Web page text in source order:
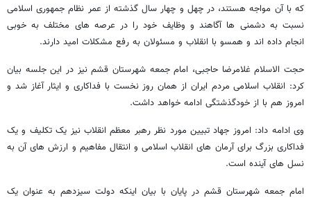
که با آن مواجه هستند، در چهل و چهار سال گذشته از عمر نظام جمهوری اسلامی
نسبت به دشمنی ها آگاهند و وظایف خود را در عرصه های مختلف به خوبی
انجام داده اند و همسو با انقلاب و مسئولان به رفع مشکلات امید دارند.
حجت الاسلام غلامرضا حاجبی، امام جمعه شهرستان قشم نیز در این جلسه بیان
کرد: انقلاب اسلامی مردم ایران از همان روز نخست با فداکاری و ایثار آغاز شد و
امروز هم با از خودگذشتگی ادامه خواهد داشت.
وی ادامه داد: امروز جهاد تبیین مورد نظر رهبر معظم انقلاب نیز یک تکلیف و یک
فداکاری بزرگ برای آرمان های انقلاب اسلامی و انتقال مفاهیم و ارزش های آن به
نسل های آینده است.
امام جمعه شهرستان قشم در پایان با بیان اینکه دولت سیزدهم به عنوان یک